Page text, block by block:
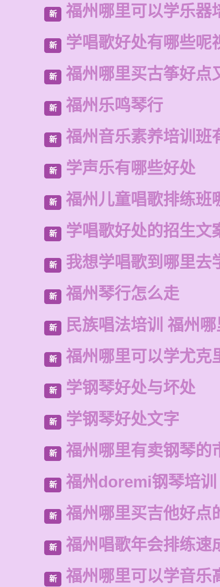
新 福州哪里可以学乐器
新 学唱歌好处有哪些呢
新 福州哪里买古筝好点
新 福州乐鸣琴行
新 福州音乐素养培训班
新 学声乐有哪些好处
新 福州儿童唱歌排练班
新 学唱歌好处的招生文
新 我想学唱歌到哪里去
新 福州琴行怎么走
新 民族唱法培训 福州
新 福州哪里可以学尤克
新 学钢琴好处与坏处
新 学钢琴好处文字
新 福州哪里有卖钢琴的
新 福州doremi钢琴培训
新 福州哪里买吉他好点
新 福州唱歌年会排练速
新 福州哪里可以学音乐